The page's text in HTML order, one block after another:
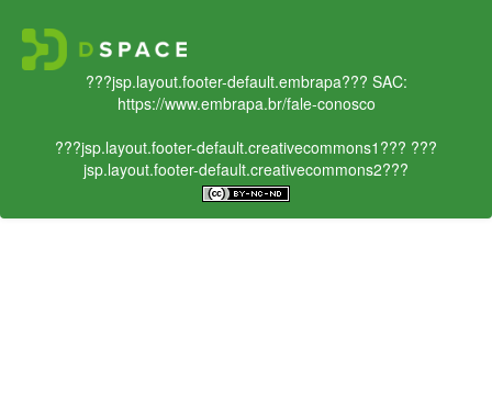
???jsp.layout.footer-default.embrapa??? SAC:
https://www.embrapa.br/fale-conosco
???jsp.layout.footer-default.creativecommons1??? ???
jsp.layout.footer-default.creativecommons2???